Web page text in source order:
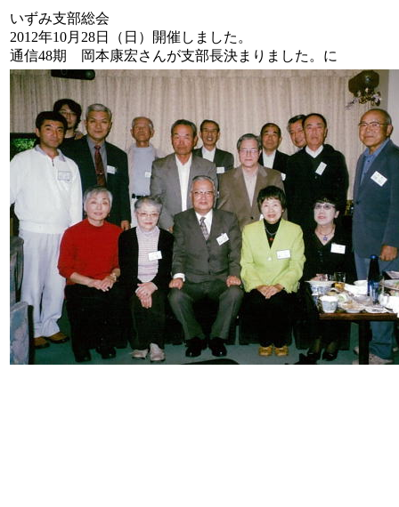
いずみ支部総会
2012年10月28日（日）開催しました。
通信48期 岡本康宏さんが支部長決まりました。に